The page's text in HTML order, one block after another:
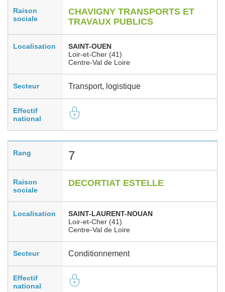
Raison
sociale
CHAVIGNY TRANSPORTS ET
TRAVAUX PUBLICS
Localisation
SAINT-OUEN
Loir-et-Cher (41)
Centre-Val de Loire
Secteur Transport, logistique
Effectif
national
Rang 7
Raison
sociale
DECORTIAT ESTELLE
Localisation
SAINT-LAURENT-NOUAN
Loir-et-Cher (41)
Centre-Val de Loire
Secteur Conditionnement
Effectif
national